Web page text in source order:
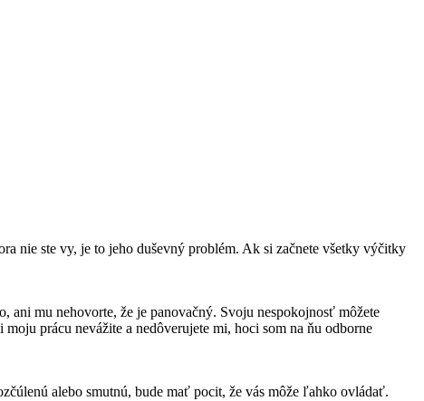
nie ste vy, je to jeho duševný problém. Ak si začnete všetky výčitky
ani mu nehovorte, že je panovačný. Svoju nespokojnosť môžete
prácu nevážite a nedôverujete mi, hoci som na ňu odborne
alebo smutnú, bude mať pocit, že vás môže ľahko ovládať.